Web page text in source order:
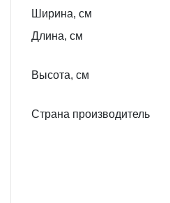
Ширина, см
Длина, см
Высота, см
Страна производитель